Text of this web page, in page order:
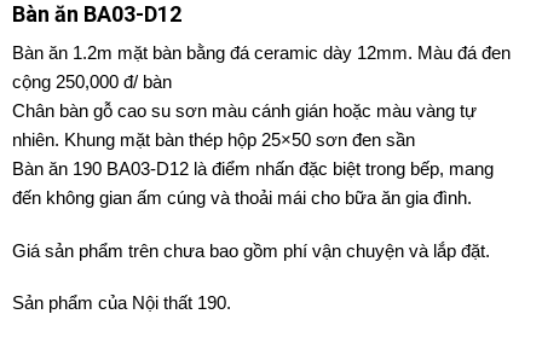
Bàn ăn BA03-D12
Bàn ăn 1.2m mặt bàn bằng đá ceramic dày 12mm. Màu đá đen
cộng 250,000 đ/ bàn
Chân bàn gỗ cao su sơn màu cánh gián hoặc màu vàng tự
nhiên. Khung mặt bàn thép hộp 25×50 sơn đen sần
Bàn ăn 190 BA03-D12 là điểm nhấn đặc biệt trong bếp, mang
đến không gian ấm cúng và thoải mái cho bữa ăn gia đình.
Giá sản phẩm trên chưa bao gồm phí vận chuyện và lắp đặt.
Sản phẩm của Nội thất 190.